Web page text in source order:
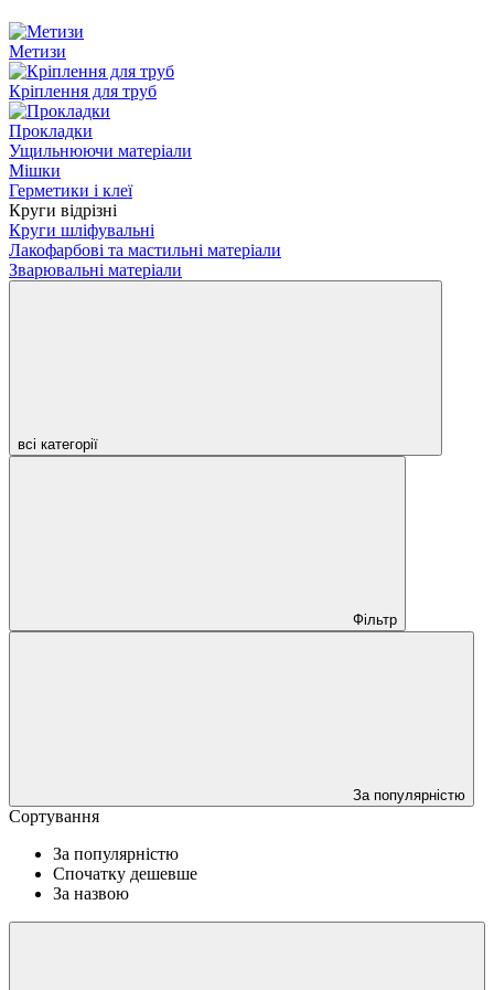
Метизи
Кріплення для труб
Прокладки
Ущильнюючи матеріали
Мішки
Герметики і клеї
Круги відрізні
Круги шліфувальні
Лакофарбові та мастильні матеріали
Зварювальні матеріали
всі категорії
Фільтр
За популярністю
Сортування
За популярністю
Спочатку дешевше
За назвою